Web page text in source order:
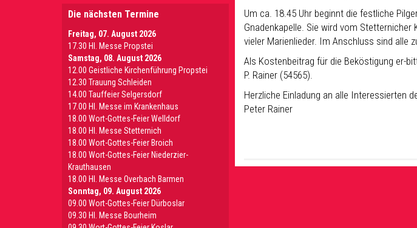
Um ca. 18.45 Uhr beginnt die festliche
Gnadenkapelle. Sie wird vom
vieler Marienlieder. Im Anschluss sind alle
Als Kostenbeitrag für die Beköstigung er-
P. Rainer (54565).
Herzliche Einladung an alle Interessierten
Peter Rainer
Die nächsten Termine
Freitag, 07. August 2026
17.30 Hl. Messe Propstei
Samstag, 08. August 2026
12.00 Geistliche Kirchenführung Propstei
12.30 Trauung Schleiden
14.00 Tauffeier Selgersdorf
17.00 Hl. Messe im Krankenhaus
18.00 Wort-Gottes-Feier Welldorf
18.00 Hl. Messe Stetternich
18.00 Wort-Gottes-Feier Broich
18.00 Wort-Gottes-Feier Niederzier-
Krauthausen
18.00 Hl. Messe Overbach Barmen
Sonntag, 09. August 2026
09.00 Wort-Gottes-Feier Dürboslar
09.30 HI. Messe Bourheim